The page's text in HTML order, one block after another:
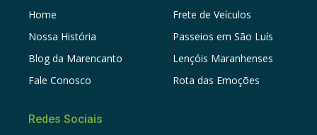
Home
Nossa História
Blog da Marencanto
Fale Conosco
Frete de Veículos
Passeios em São Luís
Lençóis Maranhenses
Rota das Emoções
Redes Sociais